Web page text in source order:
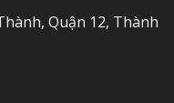
Quận 12, Thành